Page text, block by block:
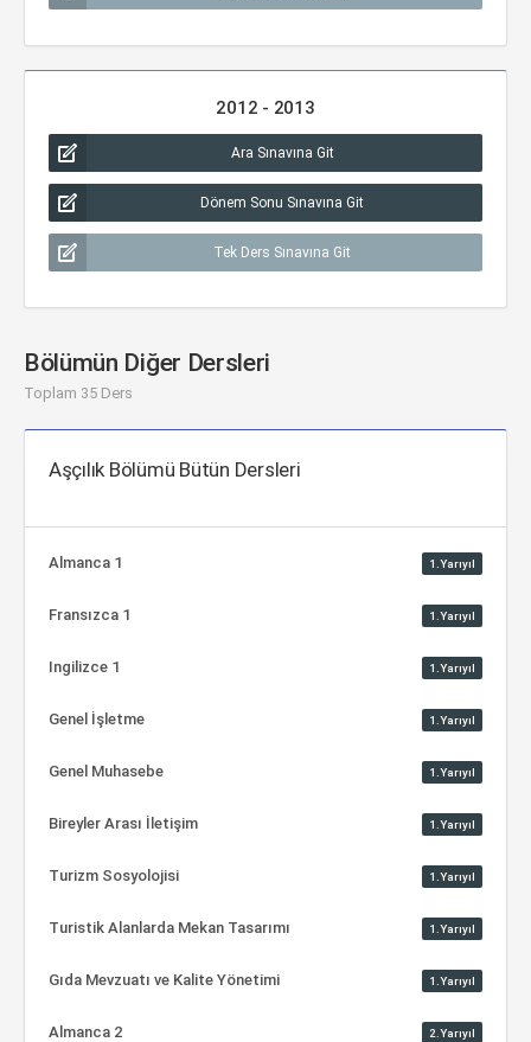
2012 - 2013
Ara Sınavına Git
Dönem Sonu Sınavına Git
Tek Ders Sınavına Git
Bölümün Diğer Dersleri
Toplam 35 Ders
Aşçılık Bölümü Bütün Dersleri
Almanca 1 1.Yarıyıl
Fransızca 1 1.Yarıyıl
Ingilizce 1 1.Yarıyıl
Genel İşletme 1.Yarıyıl
Genel Muhasebe 1.Yarıyıl
Bireyler Arası İletişim 1.Yarıyıl
Turizm Sosyolojisi 1.Yarıyıl
Turistik Alanlarda Mekan Tasarımı 1.Yarıyıl
Gıda Mevzuatı ve Kalite Yönetimi 1.Yarıyıl
Almanca 2 2.Yarıyıl